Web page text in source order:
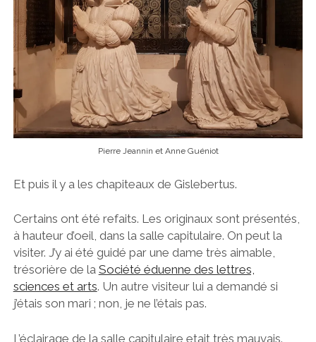
Pierre Jeannin et Anne Guéniot
Et puis il y a les chapiteaux de Gislebertus.
Certains ont été refaits. Les originaux sont présentés,
à hauteur d’oeil, dans la salle capitulaire. On peut la
visiter. J’y ai été guidé par une dame très aimable,
trésorière de la Société éduenne des lettres,
sciences et arts. Un autre visiteur lui a demandé si
j’étais son mari ; non, je ne l’étais pas.
L’éclairage de la salle capitulaire etait très mauvais.